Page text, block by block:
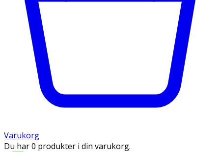
Varukorg
Du har 0 produkter i din varukorg.